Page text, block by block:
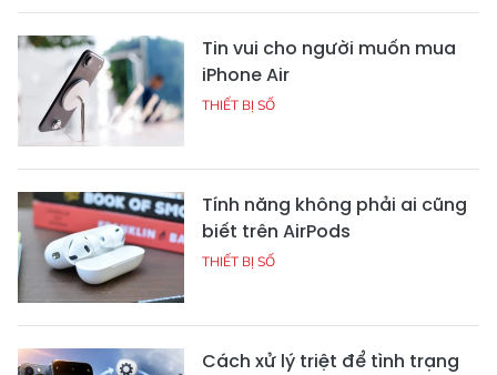
Tin vui cho người muốn mua
iPhone Air
THIẾT BỊ SỐ
Tính năng không phải ai cũng
biết trên AirPods
THIẾT BỊ SỐ
Cách xử lý triệt để tình trạng